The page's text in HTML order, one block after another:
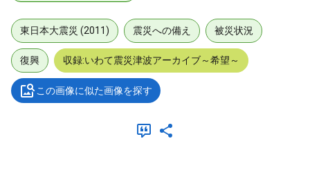
東日本大震災 (2011) 震災への備え 被災状況
復興 収録:いわて震災津波アーカイブ～希望～
この画像に似た画像を探す